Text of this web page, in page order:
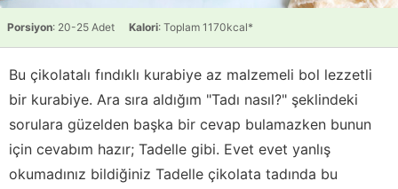
Porsiyon: 20-25 Adet Kalori: Toplam 1170kcal*
Bu çikolatalı fındıklı kurabiye az malzemeli bol lezzetli
bir kurabiye. Ara sıra aldığım "Tadı nasıl?" şeklindeki
sorulara güzelden başka bir cevap bulamazken bunun
için cevabım hazır; Tadelle gibi. Evet evet yanlış
okumadınız bildiğiniz Tadelle çikolata tadında bu